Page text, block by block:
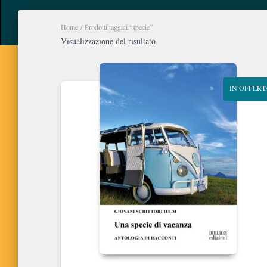
Home / Prodotti taggati “specie”
Visualizzazione del risultato
IN